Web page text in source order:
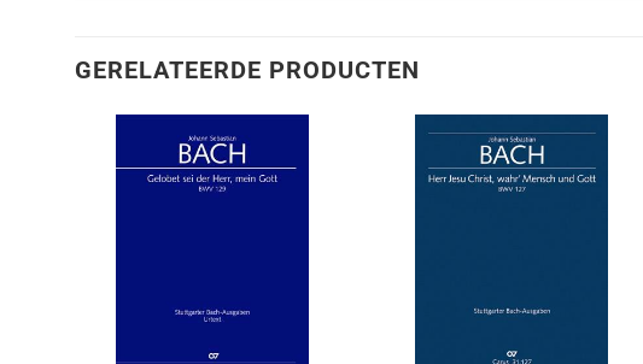
GERELATEERDE PRODUCTEN